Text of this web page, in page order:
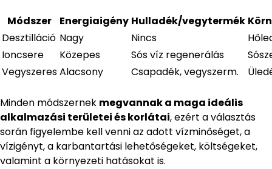
Módszer Energiaigény Hulladék/vegytermék
Desztilláció Nagy Nincs
Ioncsere
Közepes Sós víz regenerálás
VegyszeresAlacsony Csapadék, vegyszerm.
Minden módszernek megvannak a maga ideális
alkalmazási területei és korlátai, ezért a választás
során figyelembe kell venni az adott vízminőséget, a
vízigényt, a karbantartási lehetőségeket, költségeket,
valamint a környezeti hatásokat is.